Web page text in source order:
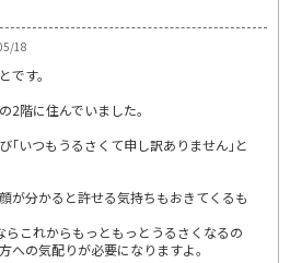
18
です。
2階に住んでいました。
｢いつもうるさくて申し訳ありません｣と
が分かると許せる気持ちもおきてくるも
らこれからもっともっとうるさくなるの
への気配りが必要になりますよ。